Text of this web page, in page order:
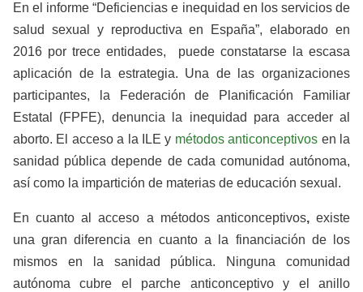
En el informe “Deficiencias e inequidad en los servicios de
salud sexual y reproductiva en España”, elaborado en
2016 por trece entidades, puede constatarse la escasa
aplicación de la estrategia. Una de las organizaciones
participantes, la Federación de Planificación Familiar
Estatal (FPFE), denuncia la inequidad para acceder al
aborto. El acceso a la ILE y métodos anticonceptivos en la
sanidad pública depende de cada comunidad autónoma,
así como la impartición de materias de educación sexual.
En cuanto al acceso a métodos anticonceptivos,existe
una gran diferencia en cuanto a la financiación de los
mismos en la sanidad pública. Ninguna comunidad
autónoma cubre el parche anticonceptivo y el anillo